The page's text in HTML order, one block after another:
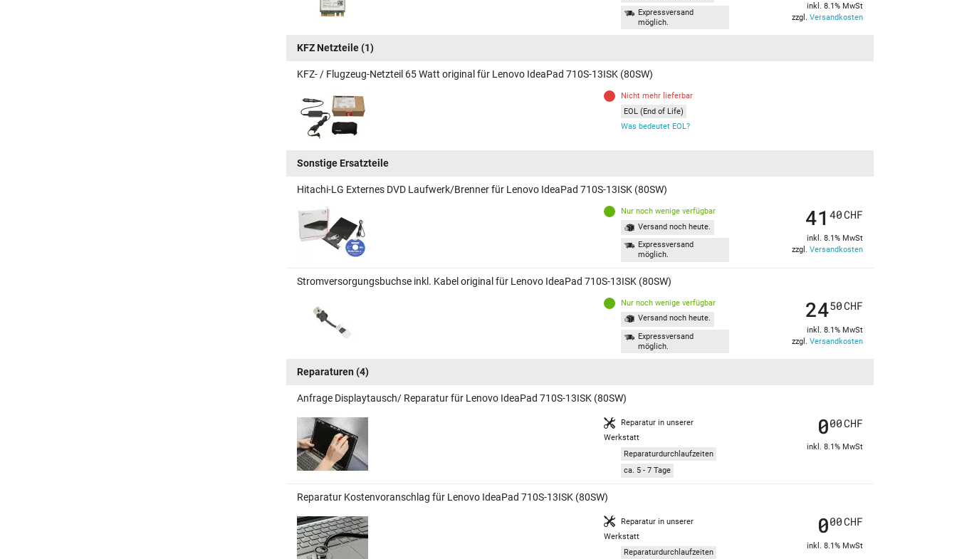
Expressversand
möglich.
inkl. 8.1% MwSt
zzgl. Versandkosten
KFZ Netzteile(1)
KFZ- / Flugzeug-Netzteil 65 Watt original für Lenovo IdeaPad 710S-13ISK (80SW)
Nicht mehr lieferbar
EOL (End of Life)
Was bedeutet EOL?
Sonstige Ersatzteile
Hitachi-LG Externes DVD Laufwerk/Brenner für Lenovo IdeaPad 710S-13ISK (80SW)
Nur noch wenige verfügbar
Versand noch heute.
Expressversand
möglich.
4140CHF
inkl. 8.1% MwSt
zzgl. Versandkosten
Stromversorgungsbuchse inkl. Kabel original für Lenovo IdeaPad 710S-13ISK (80SW)
Nur noch wenige verfügbar
Versand noch heute.
Expressversand
möglich.
2450CHF
inkl. 8.1% MwSt
zzgl. Versandkosten
Reparaturen (4)
Anfrage Displaytausch/ Reparatur für Lenovo IdeaPad 710S-13ISK (80SW)
Reparatur in unserer
Werkstatt
Reparaturdurchlaufzeiten
ca. 5 - 7 Tage
000CHF
inkl. 8.1% MwSt
Reparatur Kostenvoranschlag für Lenovo IdeaPad 710S-13ISK (80SW)
Reparatur in unserer
Werkstatt
Reparaturdurchlaufzeiten
000CHF
inkl. 8.1% MwSt